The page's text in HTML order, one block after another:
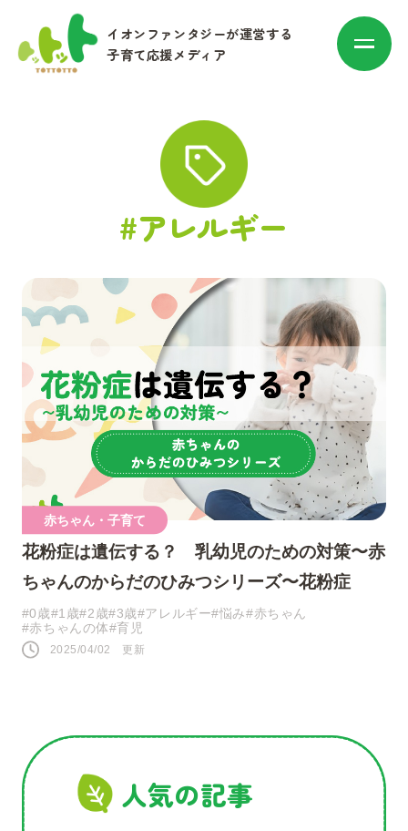
イオンファンタジーが運営する
子育て応援メディア
カテゴリ別に探す
マネー
お出かけ・トレンド
その他
人気のキーワード
#0歳 #接し方 #悩み #寝かしつけ
#1歳 #行事・イベント #赤ちゃん
#育児の不安
SNS
このページをシェアする
#アレルギー
赤ちゃん・子育て
花粉症は遺伝する？ 乳幼児のための対策〜赤
ちゃんのからだのひみつシリーズ〜花粉症
#0歳#1歳#2歳#3歳#アレルギー#悩み#赤ちゃん
#赤ちゃんの体#育児
2025/04/02 更新
人気の記事